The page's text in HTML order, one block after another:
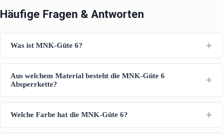
Häufige Fragen & Antworten
Was ist MNK-Güte 6?
Aus welchem Material besteht die MNK-Güte 6
Absperrkette?
Welche Farbe hat die MNK-Güte 6?